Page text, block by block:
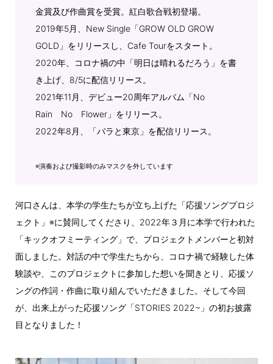
金賞及び作曲賞を受賞。紅白歌合戦初登場。
2019年5月、New Single「GROW OLD GROW
GOLD」をリリースし、Cafe Tourをスタート。
2020年、コロナ禍の中「明日は晴れるだろう」を書
き上げ、8/5に配信リリース。
2021年11月、デビュー20周年アルバム「No
Rain No Flower」をリリース。
2022年8月、「バラと東京」を配信リリース。
※演奏および撮影時のみマスクを外しています
河口さんは、本学の学生たちが立ち上げた「応援ソングプロジ
ェクト」※に賛同してくださり、2022年３月に本学で行われた
「キックオフミーティング」で、プロジェクトメンバーと初対
面しました。対話の中で学生たちから、コロナ禍で経験した体
験談や、このプロジェクトに参加した想いを聞きとり、応援ソ
ングの作詞・作曲に取り組んでいただきました。そして今回
が、出来上がった応援ソング「STORIES 2022~」の初お披露
目となりました！